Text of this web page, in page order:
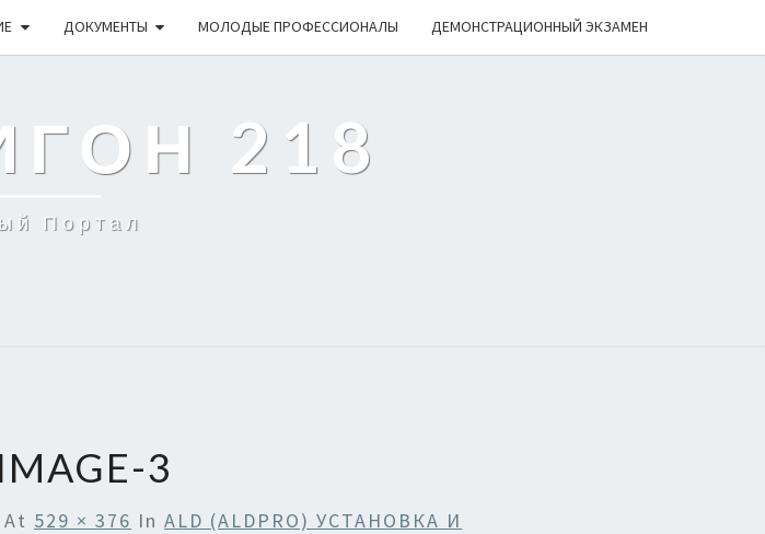
ДОКУМЕНТЫ МОЛОДЫЕ ПРОФЕССИОНАЛЫ ДЕМОНСТРАЦИОННЫЙ ЭКЗАМЕН
218
Портал
IMAGE-3
At 529 × 376 InALD (ALDPRO) УСТАНОВКА И